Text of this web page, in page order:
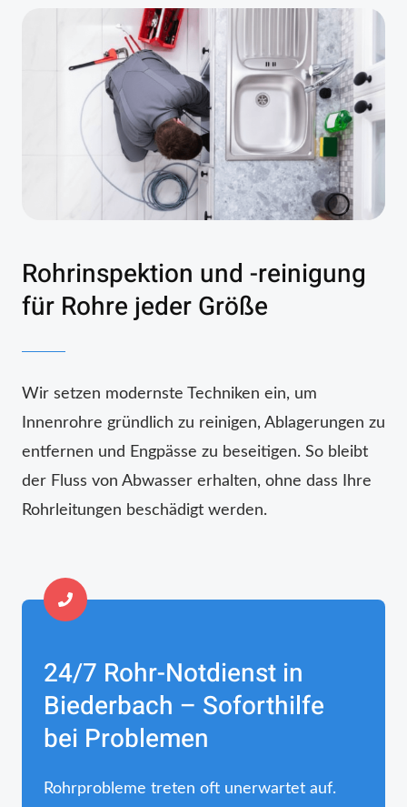
Rohrinspektion und -reinigung
für Rohre jeder Größe
Wir setzen modernste Techniken ein, um
Innenrohre gründlich zu reinigen, Ablagerungen zu
entfernen und Engpässe zu beseitigen. So bleibt
der Fluss von Abwasser erhalten, ohne dass Ihre
Rohrleitungen beschädigt werden.
24/7 Rohr-Notdienst in
Biederbach – Soforthilfe
bei Problemen
Rohrprobleme treten oft unerwartet auf.